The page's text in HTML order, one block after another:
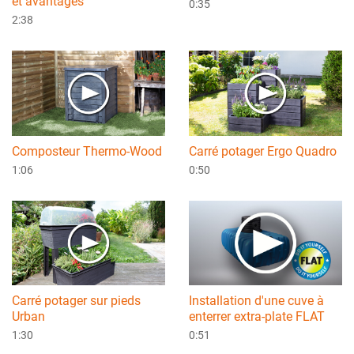
2:38
0:35
Composteur Thermo-Wood
1:06
Carré potager Ergo Quadro
0:50
Carré potager sur pieds
Urban
1:30
Installation d'une cuve à
enterrer extra-plate FLAT
0:51